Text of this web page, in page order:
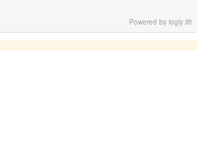
Powered bylogly lift